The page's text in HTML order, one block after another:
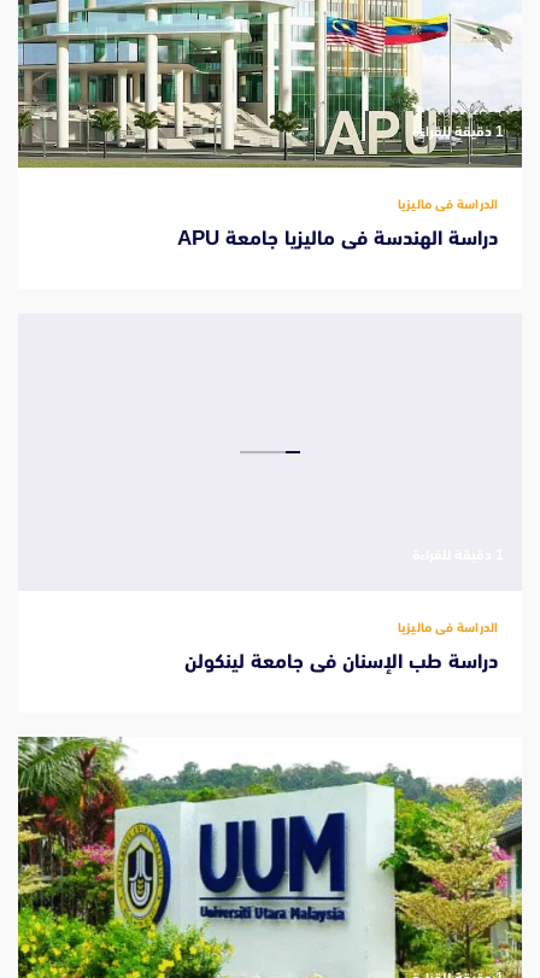
‫1 دقيقة للقراءة
الدراسة فى ماليزيا
دراسة الهندسة فى ماليزيا جامعة APU
الدراسة فى ماليزيا
دراسة طب الإسنان فى جامعة لينكولن